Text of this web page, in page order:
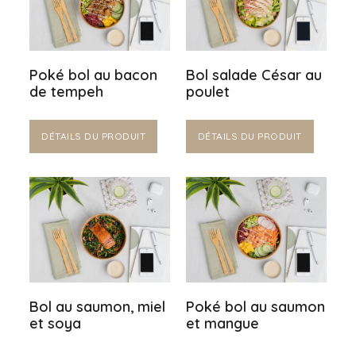
Poké bol au bacon
de tempeh
DÉTAILS DU PRODUIT
Bol salade César au
poulet
DÉTAILS DU PRODUIT
Bol au saumon, miel
et soya
Poké bol au saumon
et mangue